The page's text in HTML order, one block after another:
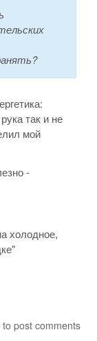
так и не
мой
-
холодное,
to post comments